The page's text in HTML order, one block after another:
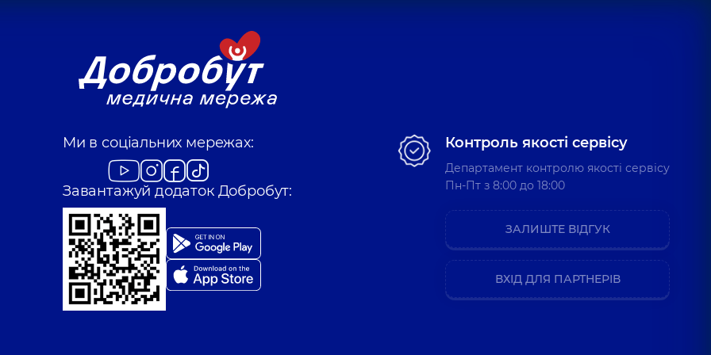
Ми в соціальних мережах:
Завантажуй додаток Добробут:
Контроль якості сервісу
Департамент контролю якості сервісу
Пн-Пт з 8:00 до 18:00
ЗАЛИШТЕ ВІДГУК
ВХІД ДЛЯ ПАРТНЕРІВ